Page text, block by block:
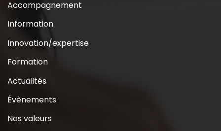
Accompagnement
Information
Innovation/expertise
Formation
Actualités
Évènements
Nos valeurs